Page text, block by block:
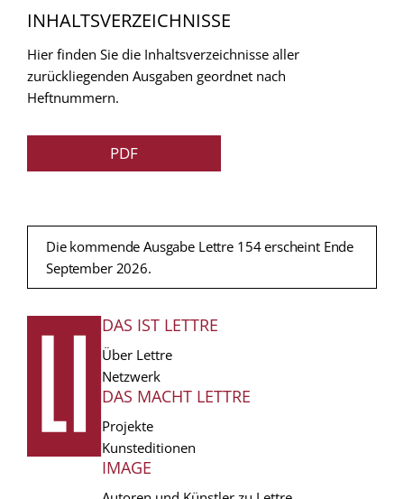
INHALTSVERZEICHNISSE
Hier finden Sie die Inhaltsverzeichnisse aller
zurückliegenden Ausgaben geordnet nach
Heftnummern.
PDF
Die kommende Ausgabe Lettre 154 erscheint Ende
September 2026.
FUSSZEILE
DAS IST LETTRE
Über Lettre
Netzwerk
DAS MACHT LETTRE
Projekte
Kunsteditionen
IMAGE